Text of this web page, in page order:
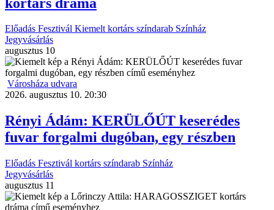
Előadás Fesztivál Kiemeltkortárs színdarab Színház
Jegyvásárlás
augusztus 10
Városháza udvara
2026. augusztus 10. 20:30
Rényi Ádám: KERÜLŐÚT keserédes
fuvar forgalmi dugóban, egy részben
Előadás Fesztivál kortárs színdarab Színház
Jegyvásárlás
augusztus 11